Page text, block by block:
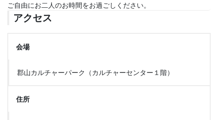
ご自由にお二人のお時間をお過ごしください。
アクセス
会場
郡山カルチャーパーク（カルチャーセンター１階）
住所